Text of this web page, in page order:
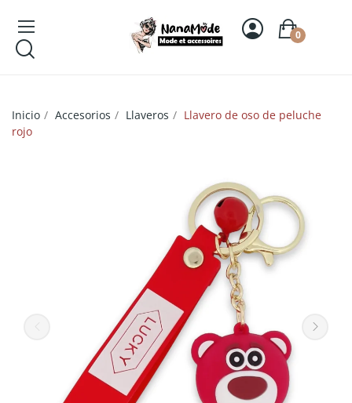
0
Inicio Accesorios Llaveros
Llavero de oso de peluche
rojo